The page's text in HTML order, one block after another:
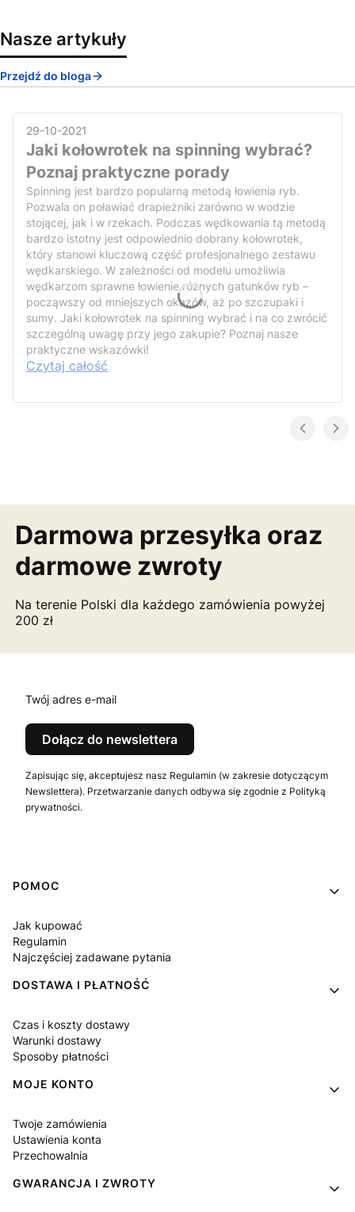
Nasze artykuły
Przejdź do bloga
29-10-2021
Jaki kołowrotek na spinning wybrać?
Poznaj praktyczne porady
Spinning jest bardzo popularną metodą łowienia ryb.
Pozwala on poławiać drapieżniki zarówno w wodzie
stojącej, jak i w rzekach. Podczas wędkowania tą metodą
bardzo istotny jest odpowiednio dobrany kołowrotek,
który stanowi kluczową część profesjonalnego zestawu
wędkarskiego. W zależności od modelu umożliwia
wędkarzom sprawne łowienie różnych gatunków ryb –
począwszy od mniejszych okazów, aż po szczupaki i
sumy. Jaki kołowrotek na spinning wybrać i na co zwrócić
szczególną uwagę przy jego zakupie? Poznaj nasze
praktyczne wskazówki!
Czytaj całość
Darmowa przesyłka oraz
darmowe zwroty
Na terenie Polski dla każdego zamówienia powyżej
200 zł
Twój adres e-mail
Dołącz do newslettera
Zapisując się, akceptujesz nasz Regulamin (w zakresie dotyczącym
Newslettera). Przetwarzanie danych odbywa się zgodnie z Polityką
prywatności.
Linki w stopce
POMOC
Jak kupować
Regulamin
Najczęściej zadawane pytania
DOSTAWA I PŁATNOŚĆ
Czas i koszty dostawy
Warunki dostawy
Sposoby płatności
MOJE KONTO
Twoje zamówienia
Ustawienia konta
Przechowalnia
GWARANCJA I ZWROTY